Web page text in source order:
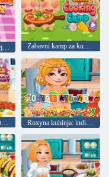
Klasa kuhanja: Korejski Zabavni kamp za kuhanje
Roxyna kuhinja: Američki doručak Roxyna kuhinja: indijska samosa